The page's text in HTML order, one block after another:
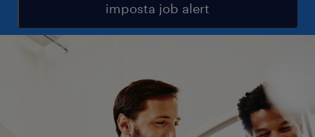
imposta job alert